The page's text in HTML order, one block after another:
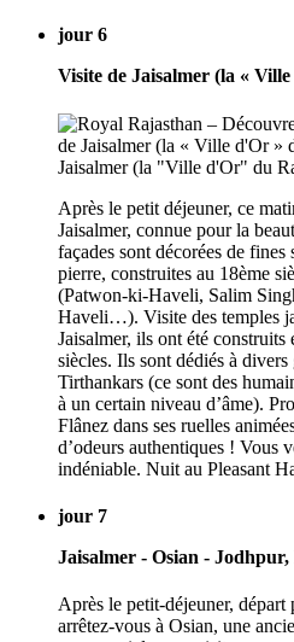
jour 6
Visite de Jaisalmer (la «
Après le petit déjeuner, ce
Jaisalmer, connue pour la
façades sont décorées de fines
pierre, construites au 18ème
(Patwon-ki-Haveli, Salim
Haveli…). Visite des temples
Jaisalmer, ils ont été construits
siècles. Ils sont dédiés à
Tirthankars (ce sont des
à un certain niveau d’âme).
Flânez dans ses ruelles
d’odeurs authentiques ! Vous
indéniable. Nuit au Pleasant
jour 7
Jaisalmer - Osian - Jodhpur,
Après le petit-déjeuner, départ
arrêtez-vous à Osian, une